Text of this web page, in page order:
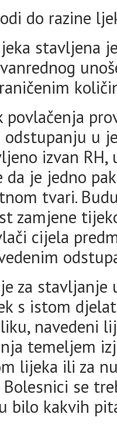
do razine
stavljena
povlačenja
u
izvan
da je jedno
tvari.
zamjene
cijela
za
s istom
navedeni
temeljem
lijeka ili za
Bolesnici se
bilo kakvih